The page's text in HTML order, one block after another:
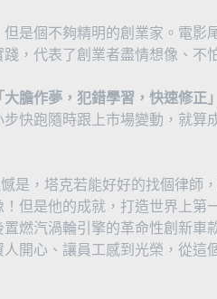
是個不夠精明的創業家。電影
，代表了創業者盡情想像、不
大膽作夢，犯錯學習，快速修正」
快跑隨時跟上市場變動，就算
是，塔克若能好好的找個律師
但是他的成就，打造世界上第
燃汽渦輪引擎的革命性創新車
開心、讓員工感到光榮，從這
e
: